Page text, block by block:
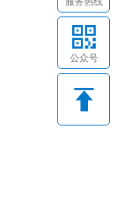
公众号